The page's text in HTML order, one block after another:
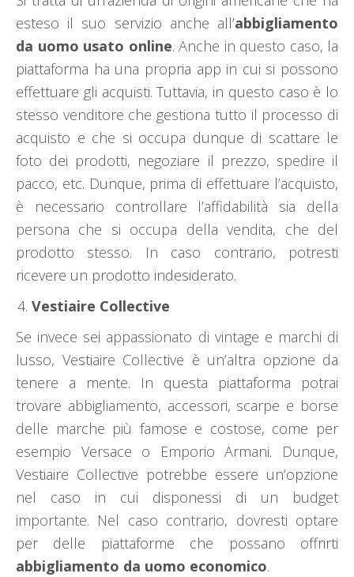
esteso il suo servizio anche all’abbigliamento
da uomo usato online. Anche in questo caso, la
piattaforma ha una propria app in cui si possono
effettuare gli acquisti. Tuttavia, in questo caso è lo
stesso venditore che gestiona tutto il processo di
acquisto e che si occupa dunque di scattare le
foto dei prodotti, negoziare il prezzo, spedire il
pacco, etc. Dunque, prima di effettuare l’acquisto,
è necessario controllare l’affidabilità sia della
persona che si occupa della vendita, che del
prodotto stesso. In caso contrario, potresti
ricevere un prodotto indesiderato.
Vestiaire Collective
Se invece sei appassionato di vintage e marchi di
lusso, Vestiaire Collective è un’altra opzione da
tenere a mente. In questa piattaforma potrai
trovare abbigliamento, accessori, scarpe e borse
delle marche più famose e costose, come per
esempio Versace o Emporio Armani. Dunque,
Vestiaire Collective potrebbe essere un’opzione
nel caso in cui disponessi di un budget
importante. Nel caso contrario, dovresti optare
per delle piattaforme che possano offrirti
abbigliamento da uomo economico.